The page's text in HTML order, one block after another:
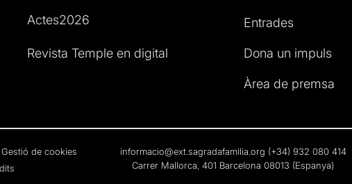
Actes2026
Revista Temple en digital
Entrades
Dona un impuls
Àrea de premsa
Gestió de cookies
informacio@ext.sagradafamilia.org (+34) 932 080 414
Carrer Mallorca, 401 Barcelona 08013 (Espanya)